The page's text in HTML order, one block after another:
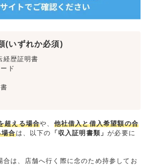
(いずれか必須)
経歴証明書
ド
超える場合や、 他社借入と借入希望額の合
場合は、以下の 「収入証明書類」が必要に
合は、店舗へ行く際に念のため持参してお